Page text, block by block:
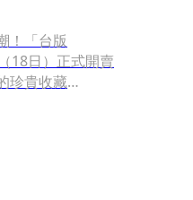
！「台版
18日）正式開賣
珍貴收藏